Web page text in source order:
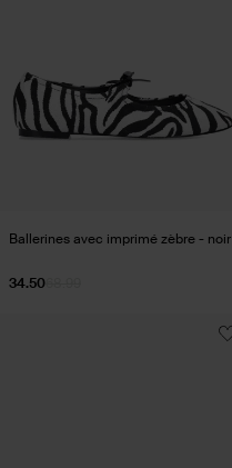
Ballerines avec imprimé zèbre - noir
34.50